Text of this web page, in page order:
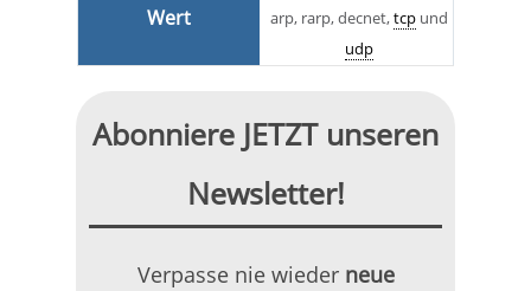
arp, rarp, decnet,tcp und
udp
Abonniere JETZT unseren
Newsletter!
Verpasse nie wieder neue